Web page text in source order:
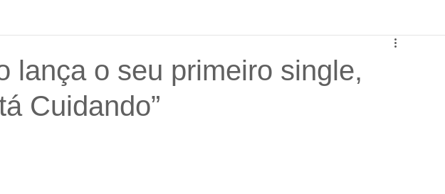
Espaço Parlamentar
Ciência Saúde
lança o seu primeiro single,
Cuidando”
5 estrelas.